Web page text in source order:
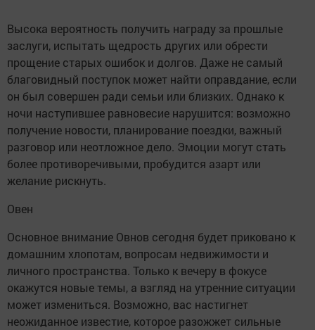
Высока вероятность получить награду за прошлые
заслуги, испытать щедрость других или обрести
прощение старых ошибок и долгов. Даже не самый
благовидный поступок может найти оправдание, если
он был совершен ради семьи или близких. Однако к
ночи наступившее равновесие нарушится: возможно
получение новости, планирование поездки, важный
разговор или неотложное дело. Эмоции могут стать
более противоречивыми, пробудится азарт или
желание рискнуть.
Овен
Основное внимание Овнов сегодня будет приковано к
домашним хлопотам, вопросам недвижимости и
личного пространства. Только к вечеру в фокусе
окажутся новые темы, а взгляд на утренние ситуации
может измениться. Возможно, вас настигнет
неожиданное известие, которое разожжет сильные